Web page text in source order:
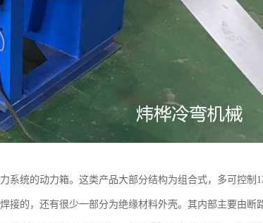
系统的动力箱。这类产品大部分结构为组合式，多可控制
接的，还有很少一部分为绝缘材料外壳。其内部主要由断